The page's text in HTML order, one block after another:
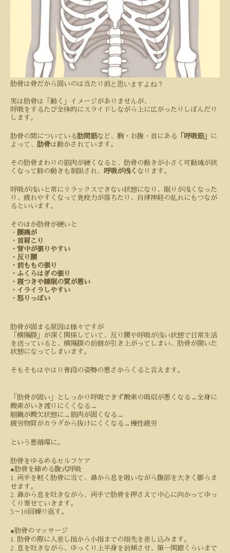
肋骨は骨だから固いのは当たり前と思いますよね？
実は肋骨は「動く」イメージがありませんが、
呼吸をするたび全体的にスライドしながら上に広がったりしぼんだり
します。
肋骨の間についている肋間筋など、胸・お腹・首にある 「呼吸筋」
に
よって、 肋骨は動かされています。
その肋骨まわりの筋肉が硬くなると、肋骨の動きが小さく可動域が狭
くなって肺の動きも制限され、
呼吸が浅く なります。
呼吸が浅いと常にリラックスできない状態になり、眠りが浅くなった
り、疲れやすくなって免疫力が落ちたり、自律神経の乱れにもつなが
るといいます。
そのほか肋骨が硬いと
・ 腰痛が
・首肩こり
・背中が張りやすい
・反り腰
・前ももの張り
・ふくらはぎの張り
・寝つきや睡眠の質が悪い
・イライラしやすい
・怒りっぽい
肋骨が固まる原因は様々ですが
「横隔膜」が深く関係していて、反り腰や呼吸が浅い状態で日常生活
を送っていると、横隔膜の前側が引き上がってしまい、肋骨が開いた
状態になってしまいます。
そもそもはやはり普段の姿勢の悪さからくると言えます。
「肋骨が固い」としっかり呼吸できず酸素の吸収が悪くなる → 全身に
酸素がいき渡りにくくなる →
組織が酸欠状態に → 筋肉が固くなる →
疲労物質がカラダから抜けにくくなる →慢性疲労
という悪循環に。
肋骨をゆるめるセルフケア
●肋骨を締める腹式呼吸
1. 両手を軽く肋骨に当て、鼻から息を吸いながら腹部を大きく膨らま
せます。
2. 鼻から息を吐きながら、両手で肋骨を押さえて中心に向かってゆっ
くり寄せていきます。
5 ～10 回繰り返す。
●肋骨のマッサージ
1. 肋骨の際に人差し指から小指までの指先を差し込みます。
2. 息を吐きながら、ゆっくり上半身を前傾させ、第一関節くらいまで